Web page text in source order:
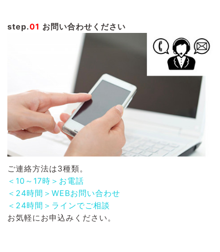
step.01 お問い合わせください
ご連絡方法は3種類。
＜10～17時＞お電話
＜24時間＞WEBお問い合わせ
＜24時間＞ラインでご相談
お気軽にお申込みください。